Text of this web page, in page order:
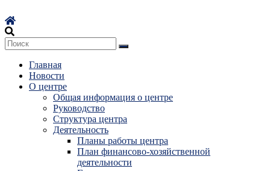
к
содержимому
Главная
Новости
О центре
Общая информация о центре
Руководство
Структура центра
Деятельность
Планы работы центра
План финансово-хозяйственной
деятельности